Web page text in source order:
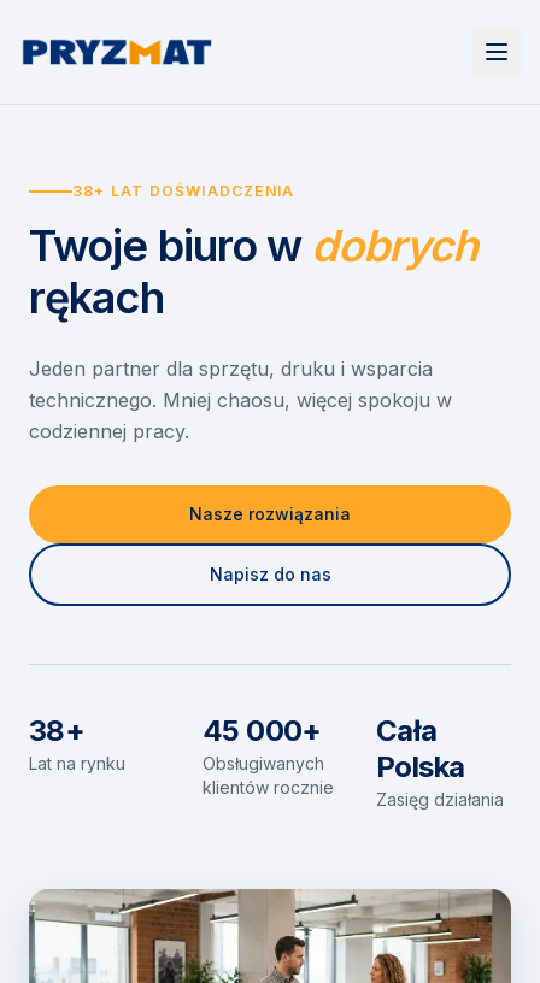
Urządzenia
Drukarki i urządzenia wielofunkcyjne
Etykiety i identyfikacja
Skanery i obieg dokumentów
Monitory interaktywne
Niszczarki dokumentów
Wynajem drukarek
Wynajem urządzeń biurowych
Asystent druku
EZD RP
Misja szkoła
Serwis
O nas
Kontakt
38+ LAT DOŚWIADCZENIA
Twoje biuro w dobrych
rękach
Jeden partner dla sprzętu, druku i wsparcia
technicznego. Mniej chaosu, więcej spokoju w
codziennej pracy.
Nasze rozwiązania
Napisz do nas
38+
Lat na rynku
45 000+
Obsługiwanych
klientów rocznie
Cała
Polska
Zasięg działania